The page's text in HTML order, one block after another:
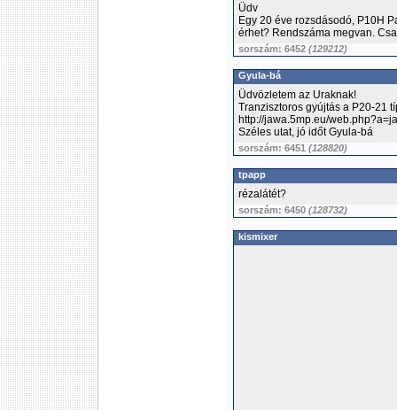
Üdv
Egy 20 éve rozsdásodó, P10H
érhet? Rendszáma megvan.
sorszám: 6452 (129212)
Gyula-bá
Üdvözletem az Uraknak!
Tranzisztoros gyújtás a P20-21
http://jawa.5mp.eu/
Széles utat, jó időt Gyula-bá
sorszám: 6451 (128820)
tpapp
rézalátét?
sorszám: 6450 (128732)
kismixer